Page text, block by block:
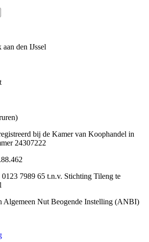
den IJssel
bij de Kamer van Koophandel in
24307222
7989 65 t.n.v. Stichting Tileng te
Algemeen Nut Beogende Instelling (ANBI)